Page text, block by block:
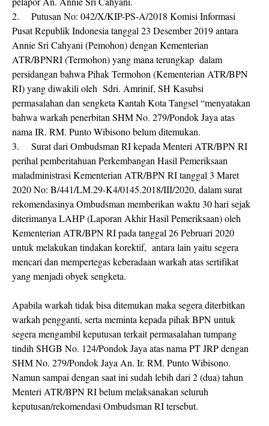
2.
Putusan No: 042/X/KIP-PS-A/2018 Komisi Informasi
Pusat Republik Indonesia tanggal 23 Desember 2019 antara
Annie Sri Cahyani (Pemohon) dengan Kementerian
ATR/BPNRI (Termohon) yang mana terungkap dalam
persidangan bahwa Pihak Termohon (Kementerian ATR/BPN
RI) yang diwakili oleh Sdri. Amrinif, SH Kasubsi
permasalahan dan sengketa Kantah Kota Tangsel “menyatakan
bahwa warkah penerbitan SHM No. 279/Pondok Jaya atas
nama IR. RM. Punto Wibisono belum ditemukan.
3.
Surat dari Ombudsman RI kepada Menteri ATR/BPN RI
perihal pemberitahuan Perkembangan Hasil Pemeriksaan
maladministrasi Kementerian ATR/BPN RI tanggal 3 Maret
2020 No: B/441/LM.29-K4/0145.2018/III/2020, dalam surat
rekomendasinya Ombudsman memberikan waktu 30 hari sejak
diterimanya LAHP (Laporan Akhir Hasil Pemeriksaan) oleh
Kementerian ATR/BPN RI pada tanggal 26 Pebruari 2020
untuk melakukan tindakan korektif, antara lain yaitu segera
mencari dan mempertegas keberadaan warkah atas sertifikat
yang menjadi obyek sengketa.
Apabila warkah tidak bisa ditemukan maka segera diterbitkan
warkah pengganti, serta meminta kepada pihak BPN untuk
segera mengambil keputusan terkait permasalahan tumpang
tindih SHGB No. 124/Pondok Jaya atas nama PT JRP dengan
SHM No. 279/Pondok Jaya An. Ir. RM. Punto Wibisono.
Namun sampai dengan saat ini sudah lebih dari 2 (dua) tahun
Menteri ATR/BPN RI belum melaksanakan seluruh
keputusan/rekomendasi Ombudsman RI tersebut.